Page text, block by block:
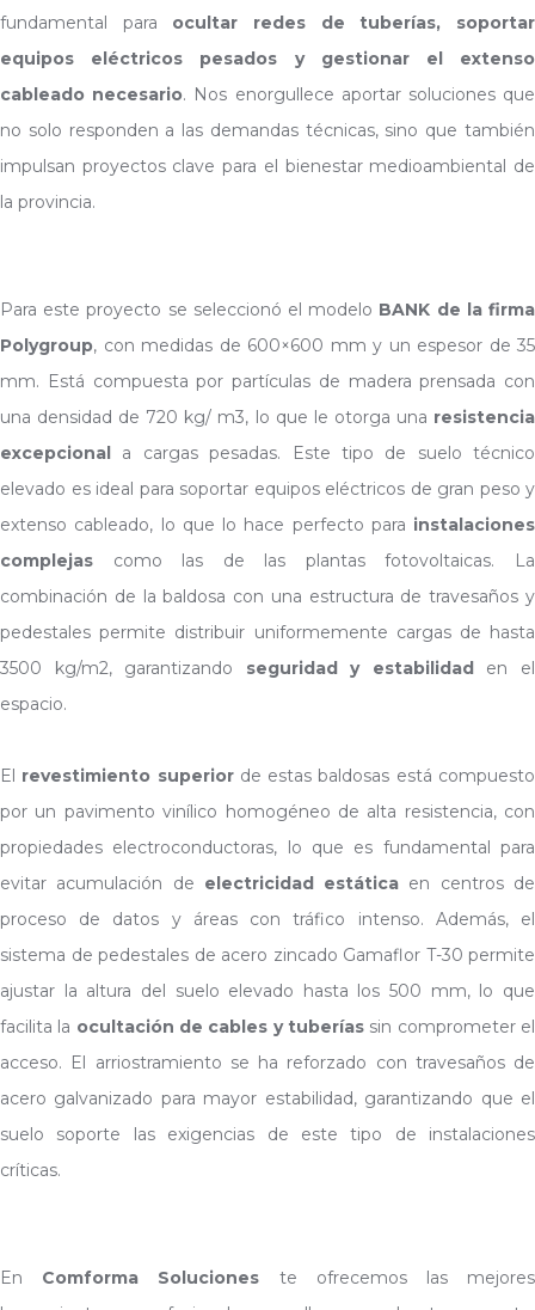
fundamental para ocultar redes de tuberías, soportar
equipos eléctricos pesados y gestionar el extenso
cableado necesario. Nos enorgullece aportar soluciones que
no solo responden a las demandas técnicas, sino que también
impulsan proyectos clave para el bienestar medioambiental de
la provincia.
Para este proyecto se seleccionó el modelo BANK de la firma
Polygroup, con medidas de 600×600 mm y un espesor de 35
mm. Está compuesta por partículas de madera prensada con
una densidad de 720 kg/ m3, lo que le otorga una resistencia
excepcional a cargas pesadas. Este tipo de suelo técnico
elevado es ideal para soportar equipos eléctricos de gran peso y
extenso cableado, lo que lo hace perfecto para instalaciones
complejas como las de las plantas fotovoltaicas. La
combinación de la baldosa con una estructura de travesaños y
pedestales permite distribuir uniformemente cargas de hasta
3500 kg/m2, garantizando seguridad y estabilidaden el
espacio.
El revestimiento superiorde estas baldosas está compuesto
por un pavimento vinílico homogéneo de alta resistencia, con
propiedades electroconductoras, lo que es fundamental para
evitar acumulación de electricidad estática en centros de
proceso de datos y áreas con tráfico intenso. Además, el
sistema de pedestales de acero zincado Gamaflor T-30 permite
ajustar la altura del suelo elevado hasta los 500 mm, lo que
facilita la ocultación de cables y tuberías sin comprometer el
acceso. El arriostramiento se ha reforzado con travesaños de
acero galvanizado para mayor estabilidad, garantizando que el
suelo soporte las exigencias de este tipo de instalaciones
críticas.
En Comforma Soluciones te ofrecemos las mejores